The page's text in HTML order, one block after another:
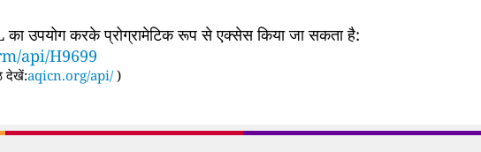
उपयोग करके प्रोग्रामेटिक रूप से एक्सेस किया जा सकता है:
api/H9699
देखें:aqicn.org/api/ )